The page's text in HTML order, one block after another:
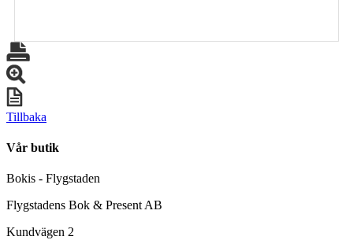
Tillbaka
Vår butik
Bokis - Flygstaden
Flygstadens Bok & Present AB
Kundvägen 2